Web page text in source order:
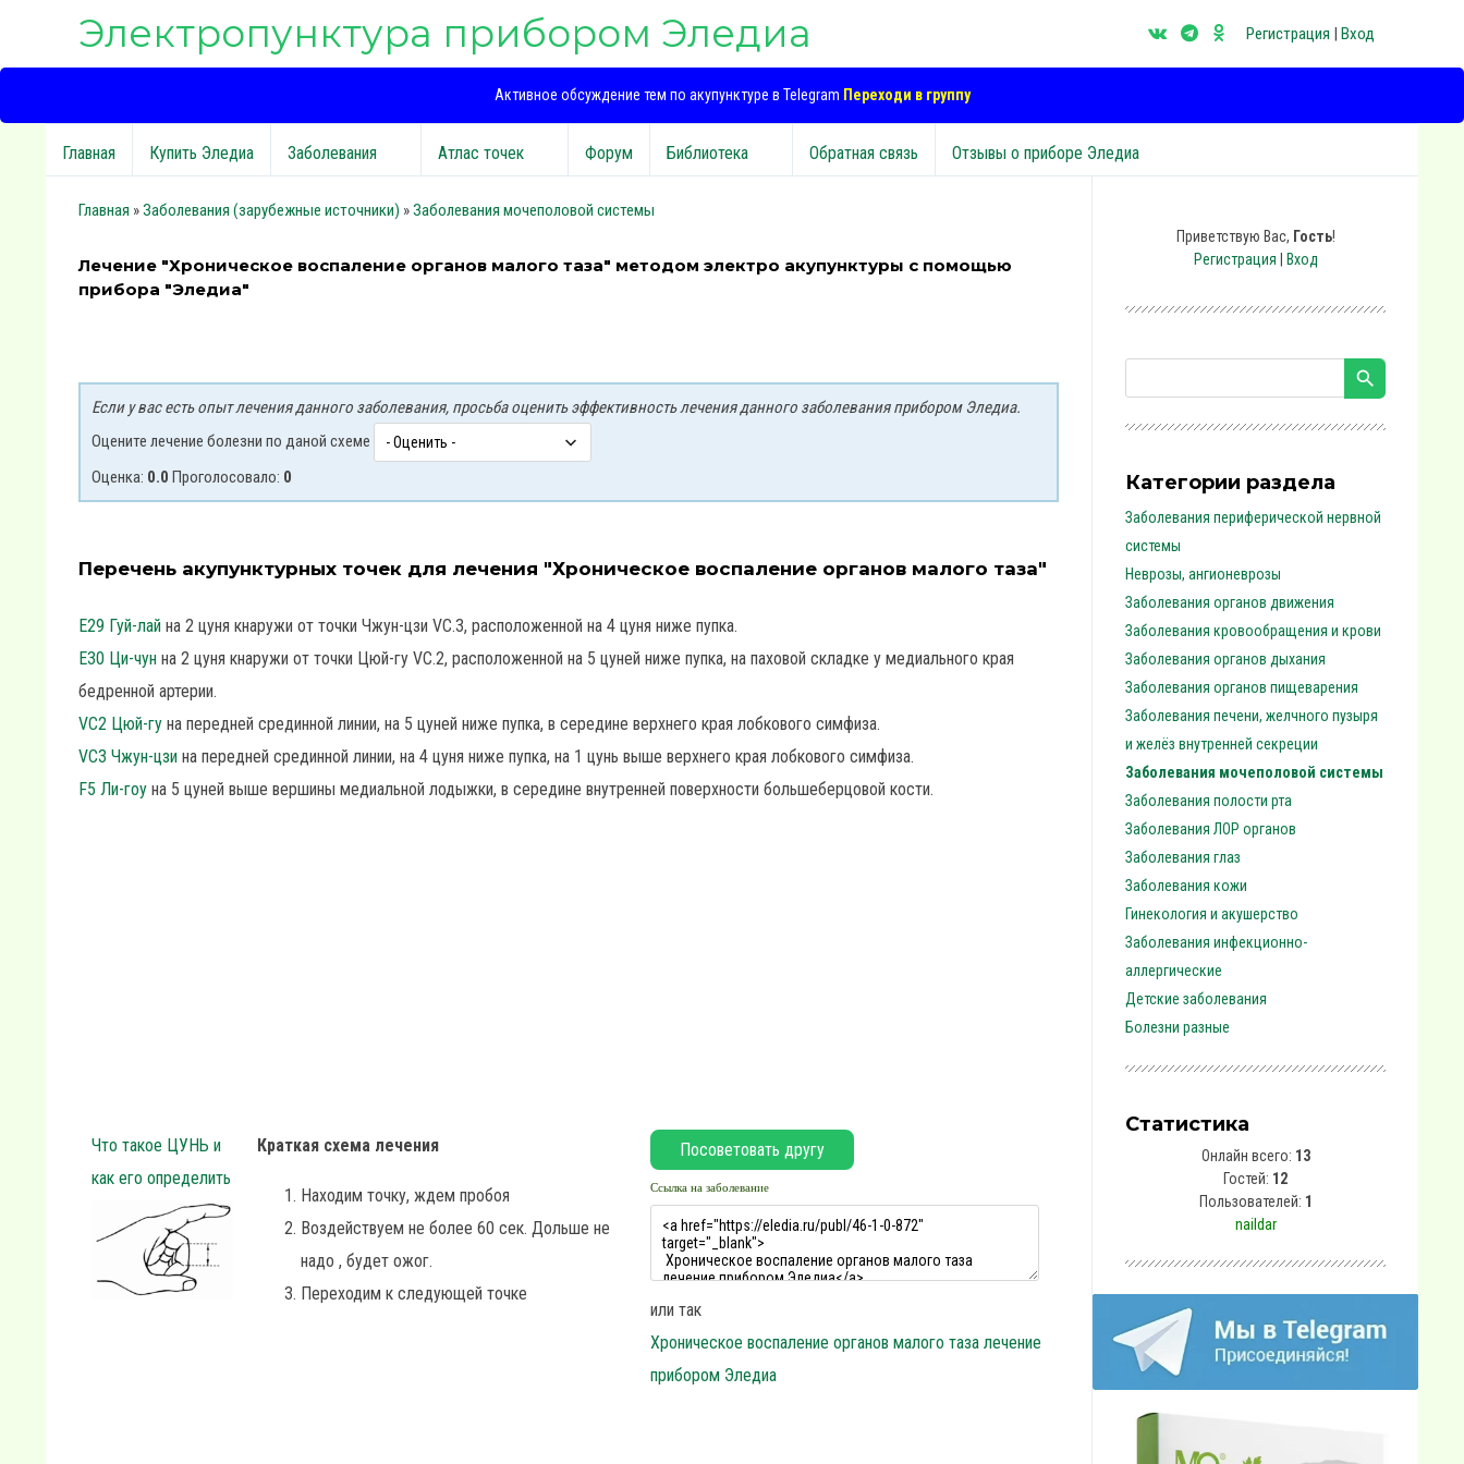
Электропунктура прибором Эледиа Регистрация | Вход
Активное обсуждение тем по акупунктуре в Telegram Переходи в группу
Главная Купить Эледиа Заболевания Атлас точек Форум Библиотека Обратная связь Отзывы о приборе Эледиа
Главная »Заболевания (зарубежные источники) »Заболевания мочеполовой системы
Лечение "Хроническое воспаление органов малого таза" методом электро акупунктуры с помощью
прибора "Эледиа"
Если у вас есть опыт лечения данного заболевания, просьба оценить эффективность лечения данного заболевания прибором Эледиа.
Оцените лечение болезни по даной схеме
Оценка: 0.0 Проголосовало: 0
Перечень акупунктурных точек для лечения "Хроническое воспаление органов малого таза"
Е29 Гуй-лай на 2 цуня кнаружи от точки Чжун-цзи VC.3, расположенной на 4 цуня ниже пупка.
Е30 Ци-чун на 2 цуня кнаружи от точки Цюй-гу VC.2, расположенной на 5 цуней ниже пупка, на паховой складке у медиального края
бедренной артерии.
VC2 Цюй-гу на передней срединной линии, на 5 цуней ниже пупка, в середине верхнего края лобкового симфиза.
VC3 Чжун-цзи на передней срединной линии, на 4 цуня ниже пупка, на 1 цунь выше верхнего края лобкового симфиза.
F5 Ли-гоу на 5 цуней выше вершины медиальной лодыжки, в середине внутренней поверхности большеберцовой кости.
Что такое ЦУНЬ и
как его определить
Краткая схема лечения
Находим точку, ждем пробоя
Воздействуем не более 60 сек. Дольше не
надо , будет ожог.
Переходим к следующей точке
Ссылка на заболевание
или так
Хроническое воспаление органов малого таза лечение
прибором Эледиа
Приветствую Вас, Гость!
Регистрация
Вход
Категории раздела
Заболевания периферической нервной
системы
Неврозы, ангионеврозы
Заболевания органов движения
Заболевания кровообращения и крови
Заболевания органов дыхания
Заболевания органов пищеварения
Заболевания печени, желчного пузыря
и желёз внутренней секреции
Заболевания мочеполовой системы
Заболевания полости рта
Заболевания ЛОР органов
Заболевания глаз
Заболевания кожи
Гинекология и акушерство
Заболевания инфекционно-
аллергические
Детские заболевания
Болезни разные
Статистика
Онлайн всего: 13
Гостей: 12
Пользователей: 1
naildar